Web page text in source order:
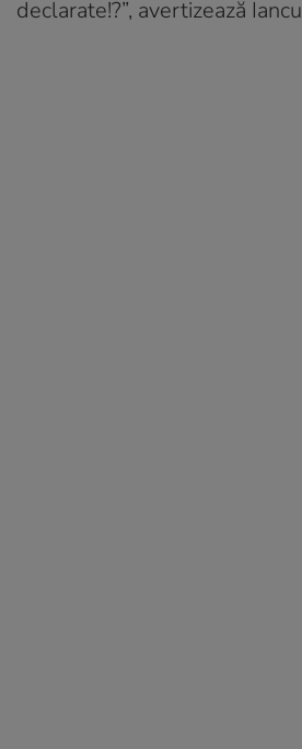
declarate!?”, avertizează